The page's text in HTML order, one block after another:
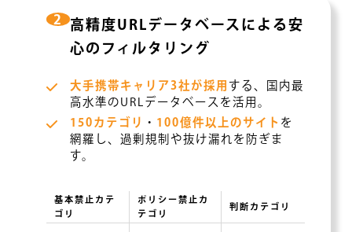
2
高精度URLデータベースによる安
心のフィルタリング
大手携帯キャリア3社が採用 する、国内最
高水準のURLデータベースを活用。
150カテゴリ ・ 100億件以上のサイト を
網羅し、過剰規制や抜け漏れを防ぎま
す。
基本禁止カテ
ゴリ
ポリシー禁止カ
テゴリ
判断カテゴリ